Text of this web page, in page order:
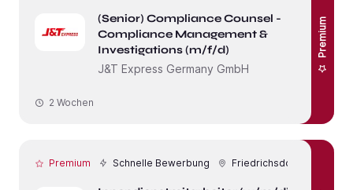
(Senior) Compliance Counsel -
Compliance Management &
Investigations (m/f/d)
J&T Express Germany GmbH
Premium
2 Wochen
Premium Schnelle Bewerbung Friedrichsdorf